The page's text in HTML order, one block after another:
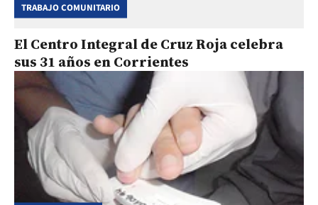
TRABAJO COMUNITARIO
El Centro Integral de Cruz Roja celebra
sus 31 años en Corrientes